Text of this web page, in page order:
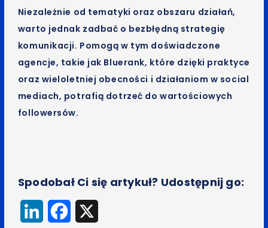
Niezależnie od tematyki oraz obszaru działań,
warto jednak zadbać o bezbłędną strategię
komunikacji. Pomogą w tym doświadczone
agencje, takie jak Bluerank, które dzięki praktyce
oraz wieloletniej obecności i działaniom w social
mediach, potrafią dotrzeć do wartościowych
followersów.
Spodobał Ci się artykuł? Udostępnij go:
LinkedInFacebook